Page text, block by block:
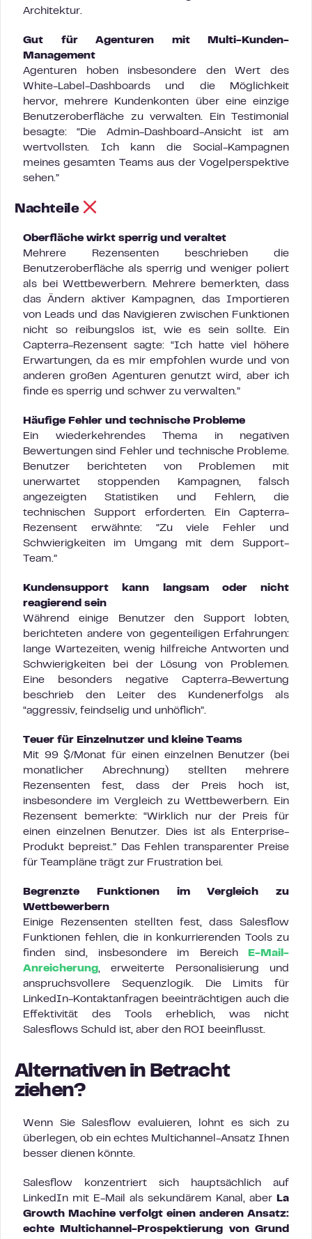
Architektur.
Gut für Agenturen mit Multi-Kunden-
Management
Agenturen hoben insbesondere den Wert des
White-Label-Dashboards und die Möglichkeit
hervor, mehrere Kundenkonten über eine einzige
Benutzeroberfläche zu verwalten. Ein Testimonial
besagte: “Die Admin-Dashboard-Ansicht ist am
wertvollsten. Ich kann die Social-Kampagnen
meines gesamten Teams aus der Vogelperspektive
sehen.”
Nachteile
Oberfläche wirkt sperrig und veraltet
Mehrere Rezensenten beschrieben die
Benutzeroberfläche als sperrig und weniger poliert
als bei Wettbewerbern. Mehrere bemerkten, dass
das Ändern aktiver Kampagnen, das Importieren
von Leads und das Navigieren zwischen Funktionen
nicht so reibungslos ist, wie es sein sollte. Ein
Capterra-Rezensent sagte: “Ich hatte viel höhere
Erwartungen, da es mir empfohlen wurde und von
anderen großen Agenturen genutzt wird, aber ich
finde es sperrig und schwer zu verwalten.”
Häufige Fehler und technische Probleme
Ein wiederkehrendes Thema in negativen
Bewertungen sind Fehler und technische Probleme.
Benutzer berichteten von Problemen mit
unerwartet stoppenden Kampagnen, falsch
angezeigten Statistiken und Fehlern, die
technischen Support erforderten. Ein Capterra-
Rezensent erwähnte: “Zu viele Fehler und
Schwierigkeiten im Umgang mit dem Support-
Team.”
Kundensupport kann langsam oder nicht
reagierend sein
Während einige Benutzer den Support lobten,
berichteten andere von gegenteiligen Erfahrungen:
lange Wartezeiten, wenig hilfreiche Antworten und
Schwierigkeiten bei der Lösung von Problemen.
Eine besonders negative Capterra-Bewertung
beschrieb den Leiter des Kundenerfolgs als
“aggressiv, feindselig und unhöflich”.
Teuer für Einzelnutzer und kleine Teams
Mit 99 $/Monat für einen einzelnen Benutzer (bei
monatlicher Abrechnung) stellten mehrere
Rezensenten fest, dass der Preis hoch ist,
insbesondere im Vergleich zu Wettbewerbern. Ein
Rezensent bemerkte: “Wirklich nur der Preis für
einen einzelnen Benutzer. Dies ist als Enterprise-
Produkt bepreist.” Das Fehlen transparenter Preise
für Teampläne trägt zur Frustration bei.
Begrenzte Funktionen im Vergleich zu
Wettbewerbern
Einige Rezensenten stellten fest, dass Salesflow
Funktionen fehlen, die in konkurrierenden Tools zu
finden sind, insbesondere im Bereich
E-Mail-
Anreicherung, erweiterte Personalisierung und
anspruchsvollere Sequenzlogik. Die Limits für
LinkedIn-Kontaktanfragen beeinträchtigen auch die
Effektivität des Tools erheblich, was nicht
Salesflows Schuld ist, aber den ROI beeinflusst.
Alternativen in Betracht
ziehen?
Wenn Sie Salesflow evaluieren, lohnt es sich zu
überlegen, ob ein echtes Multichannel-Ansatz Ihnen
besser dienen könnte.
Salesflow konzentriert sich hauptsächlich auf
LinkedIn mit E-Mail als sekundärem Kanal, aber
La
Growth Machine verfolgt einen anderen Ansatz:
echte Multichannel-Prospektierung von Grund